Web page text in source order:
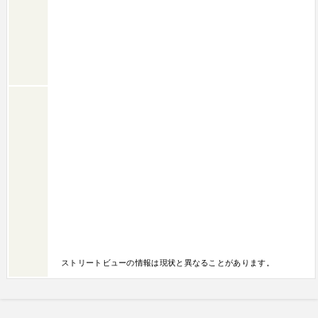
ストリートビューの情報は現状と異なることがあります。